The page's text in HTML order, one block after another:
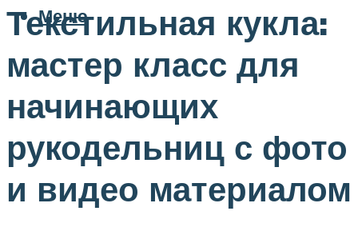
Меню
Текстильная кукла:
мастер класс для
начинающих
рукодельниц с фото
и видео материалом